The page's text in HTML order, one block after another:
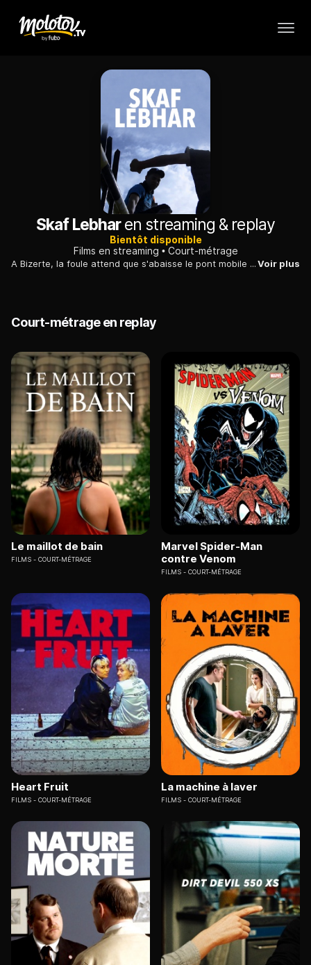
Skaf Lebharen streaming & replay
Bientôt disponible
Films en streaming
Court-métrage
A Bizerte, la foule attend que s'abaisse le pont mobile permettant de traverser la lagune...Voir plus
Court-métrage en replay
Le maillot de bain
FILMS COURT-MÉTRAGE
Marvel Spider-Man
contre Venom
FILMS COURT-MÉTRAGE
Heart Fruit
FILMS COURT-MÉTRAGE
La machine à laver
FILMS COURT-MÉTRAGE